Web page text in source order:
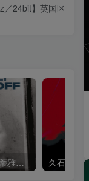
／24bit】英国区
Khatia Buniatishvili – 卡蒂雅拉赫玛尼诺夫：第二、三钢琴协奏曲